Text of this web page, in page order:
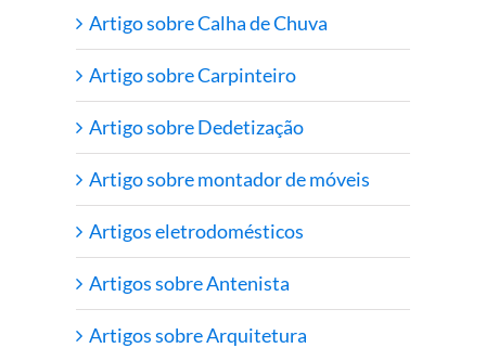
Artigo sobre Calha de Chuva
Artigo sobre Carpinteiro
Artigo sobre Dedetização
Artigo sobre montador de móveis
Artigos eletrodomésticos
Artigos sobre Antenista
Artigos sobre Arquitetura